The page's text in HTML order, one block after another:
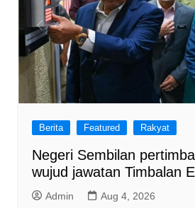
Berita Featured Rakyat
Negeri Sembilan
wujud jawatan Timbalan
Admin Aug 4, 2026